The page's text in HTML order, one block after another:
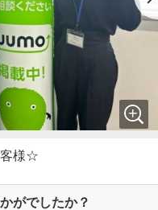
客様☆
がでしたか？